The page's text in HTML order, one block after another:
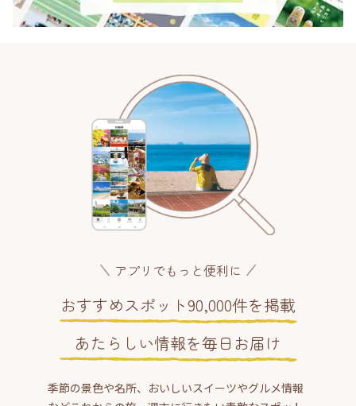
アプリでもっと便利に
おすすめスポット90,000件を掲載
あたらしい情報を毎日お届け
季節の景色や名所、おいしいスイーツやグルメ情報